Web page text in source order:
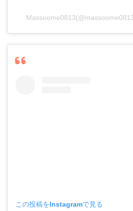
この投稿をInstagramで見る